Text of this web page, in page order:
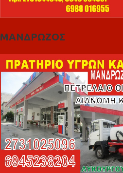
ΜΑΝΔΡΩΖΟΣ